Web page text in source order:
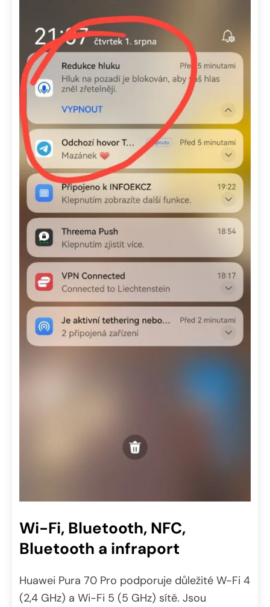
Wi-Fi, Bluetooth, NFC,
Bluetooth a infraport
Huawei Pura 70 Pro podporuje důležité W-Fi 4
(2,4 GHz) a Wi-Fi 5 (5 GHz) sítě. Jsou